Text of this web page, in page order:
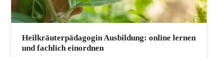
Heilkräuterpädagogin Ausbildung: online lernen
und fachlich einordnen